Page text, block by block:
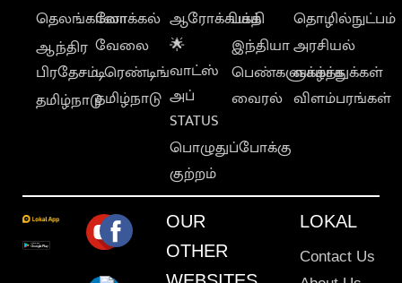
தெலங்கானா
ஆந்திர
பிரதேசம்
தமிழ்நாடு
லோக்கல்
வேலை
டிரெண்டிங்
தமிழ்நாடு
ஆரோக்கியம்
🌟
வாட்ஸ்
அப்
STATUS
பொழுதுப்போக்கு
குற்றம்
பக்தி
இந்தியா
பெண்களுக்காக
வைரல்
தொழில்நுட்பம்
அரசியல்
வாழ்த்துக்கள்
விளம்பரங்கள்
OUR
OTHER
LOKAL
Contact Us